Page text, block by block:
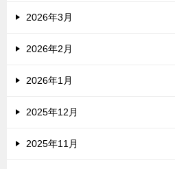
2026年3月
2026年2月
2026年1月
2025年12月
2025年11月